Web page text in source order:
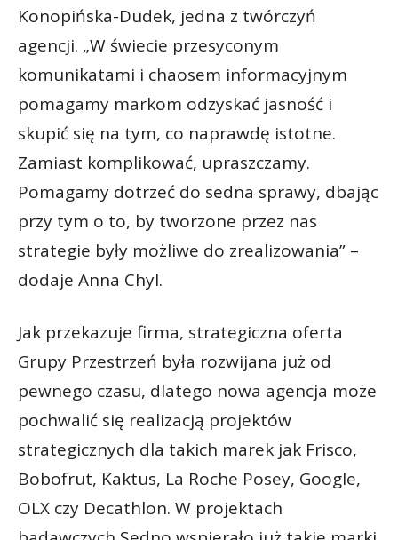
Konopińska-Dudek, jedna z twórczyń
agencji. „W świecie przesyconym
komunikatami i chaosem informacyjnym
pomagamy markom odzyskać jasność i
skupić się na tym, co naprawdę istotne.
Zamiast komplikować, upraszczamy.
Pomagamy dotrzeć do sedna sprawy, dbając
przy tym o to, by tworzone przez nas
strategie były możliwe do zrealizowania” –
dodaje Anna Chyl.
Jak przekazuje firma, strategiczna oferta
Grupy Przestrzeń była rozwijana już od
pewnego czasu, dlatego nowa agencja może
pochwalić się realizacją projektów
strategicznych dla takich marek jak Frisco,
Bobofrut, Kaktus, La Roche Posey, Google,
OLX czy Decathlon. W projektach